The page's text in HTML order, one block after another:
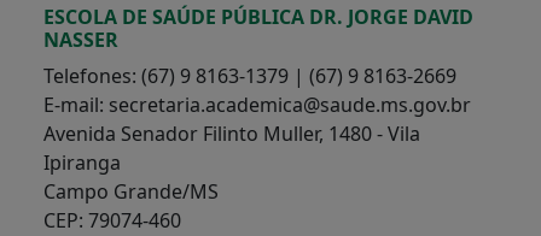
ESCOLA DE SAÚDE PÚBLICA DR. JORGE DAVID
NASSER
Telefones: (67) 9 8163-1379 | (67) 9 8163-2669
E-mail: secretaria.academica@saude.ms.gov.br
Avenida Senador Filinto Muller, 1480 - Vila
Ipiranga
Campo Grande/MS
CEP: 79074-460